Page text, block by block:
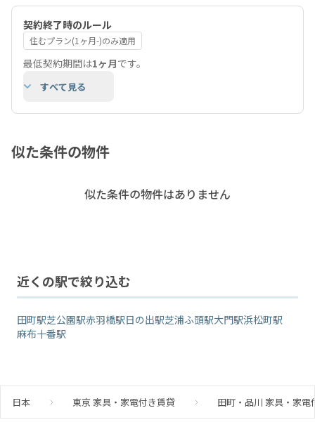
○アクセス
三田駅から徒歩6分、芝公園駅から徒歩8分、赤羽橋駅から徒歩9
分、田町駅から徒歩10分の立地にあり、周辺にはコンビニエンス
ストアやスーパーマーケットが充実しています。東京タワーや浜
エリアです。
り、自然と文化を楽しむことができます。また、浜松町や田町エ
リアも近く、ビジネス街としても便利です。さらに、徒歩圏内に
食事や買い物に便利です。
赤羽橋駅から都営大江戸線を利用すれば、麻布十番や六本木への
契約終了時のルール
住むプラン(1ヶ月-)のみ適用
最低契約期間は1ヶ月です。
すべて見る
似た条件の物件
似た条件の物件はありません
近くの駅で絞り込む
田町駅芝公園駅赤羽橋駅日の出駅芝浦ふ頭駅大門駅浜松町駅
麻布十番駅
日本 東京 家具・家電付き賃貸 田町・品川 家具・家電